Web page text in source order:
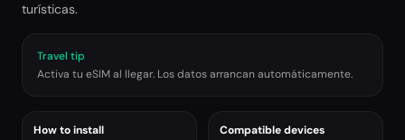
turísticas.
Travel tip
Activa tu eSIM al llegar. Los datos arrancan automáticamente.
How to install
Compatible devices